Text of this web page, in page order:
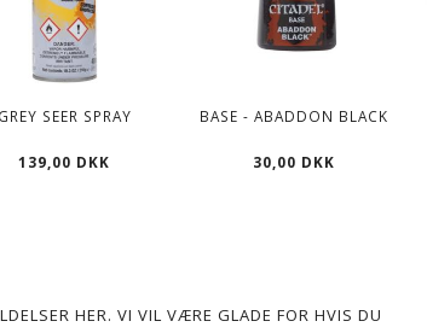
GREY SEER SPRAY
139,00 DKK
BASE - ABADDON BLACK
30,00 DKK
HER. VI VIL VÆRE GLADE FOR HVIS DU